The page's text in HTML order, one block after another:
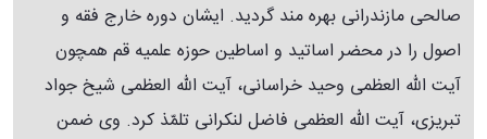
صالحی مازندرانی بهره مند گردید. ایشان دوره خارج فقه و
اصول را در محضر اساتید و اساطین حوزه علمیه قم همچون
آیت‌ الله العظمی وحید خراسانی، آیت‌ الله العظمی شیخ جواد
تبریزی، آیت‌ الله العظمی فاضل لنکرانی تلمّذ کرد. وی ضمن